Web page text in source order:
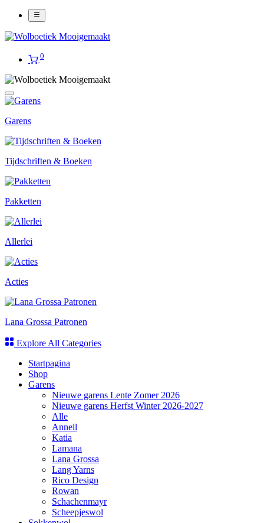
0
Garens
Tijdschriften & Boeken
Pakketten
Allerlei
Acties
Lana Grossa Patronen
Explore All Categories
Startpagina
Shop
Garens
Nieuwe garens Lente Zomer 2026
Nieuwe garens Herfst Winter 2026-2027
Alle
Annell
Katia
Lamana
Lana Grossa
Lang Yarns
Rico Design
Rowan
Schachenmayr
Scheepjeswol